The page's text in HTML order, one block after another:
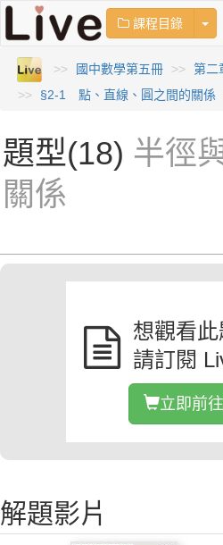
課程目錄
國中數學第五冊
第
§2-1 點、直線、圓之間的關係
題型(18) 半徑
關係
想觀看此
請訂閱
立即前
解題影片